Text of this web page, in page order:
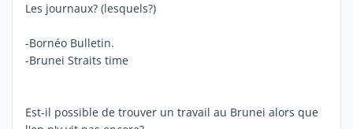
Les journaux? (lesquels?)
-Bornéo Bulletin.
-Brunei Straits time
Est-il possible de trouver un travail au Brunei alors que